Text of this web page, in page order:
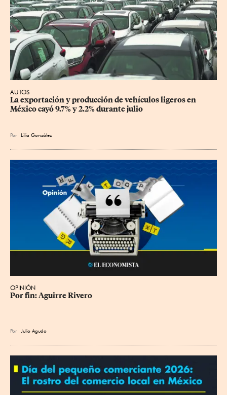
AUTOS
La exportación y producción de vehículos ligeros en
México cayó 9.7% y 2.2% durante julio
Por Lilia González
OPINIÓN
Por fin: Aguirre Rivero
Por Julio Agudo